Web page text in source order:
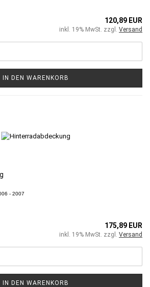
120,89 EUR
inkl. 19% MwSt. zzgl. Versand
IN DEN WARENKORB
- 2007
175,89 EUR
inkl. 19% MwSt. zzgl. Versand
IN DEN WARENKORB